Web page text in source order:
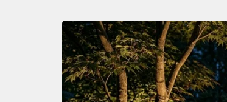
Ideales
vegetación y